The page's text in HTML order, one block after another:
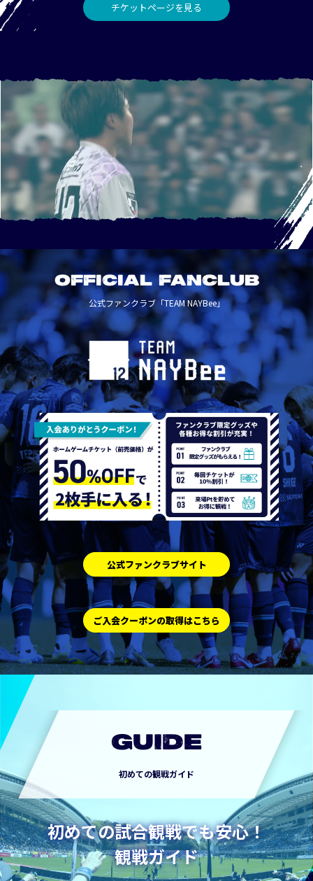
チケットページを見る
OFFICIAL FANCLUB
公式ファンクラブ「TEAM NAYBee」
公式ファンクラブサイト
ご入会クーポンの取得はこちら
GUIDE
初めての観戦ガイド
初めての試合観戦でも安心！
観戦ガイド